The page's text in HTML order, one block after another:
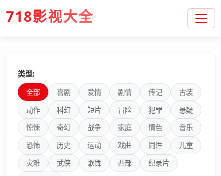
718影视大全
类型:
全部 喜剧 爱情 剧情 传记
古装
动作
科幻 短片 冒险 犯罪
悬疑
惊悚
奇幻 战争 家庭 情色
音乐
恐怖
历史 运动 戏曲 同性
儿童
灾难
武侠 歌舞 西部
纪录片